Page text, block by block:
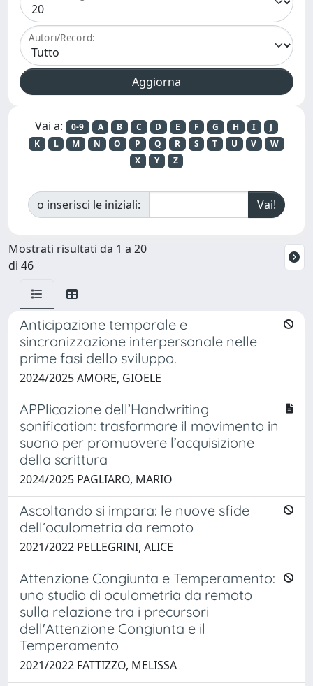
Autori/Record:
Vai a: 0-9 A B C D E F G H I
J
K
L M N O P Q R S T U V
W
X
Y Z
o inserisci le iniziali:
Mostrati risultati da 1 a 20
di 46
Anticipazione temporale e
sincronizzazione interpersonale nelle
prime fasi dello sviluppo.
2024/2025 AMORE, GIOELE
APPlicazione dell’Handwriting
sonification: trasformare il movimento in
suono per promuovere l’acquisizione
della scrittura
2024/2025 PAGLIARO, MARIO
Ascoltando si impara: le nuove sfide
dell’oculometria da remoto
2021/2022 PELLEGRINI, ALICE
Attenzione Congiunta e Temperamento:
uno studio di oculometria da remoto
sulla relazione tra i precursori
dell'Attenzione Congiunta e il
Temperamento
2021/2022 FATTIZZO, MELISSA